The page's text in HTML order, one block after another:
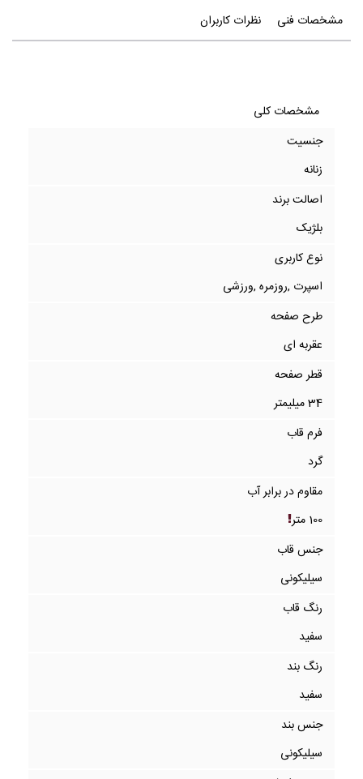
مشخصات فنی نظرات کاربران
مشخصات کلی
جنسیت
زنانه
اصالت برند
بلژیک
نوع کاربری
اسپرت ,روزمره ,ورزشی
طرح صفحه
عقربه ای
قطر صفحه
34 میلیمتر
فرم قاب
گرد
مقاوم در برابر آب
100 متر
جنس قاب
سیلیکونی
رنگ قاب
سفید
رنگ بند
سفید
جنس بند
سیلیکونی